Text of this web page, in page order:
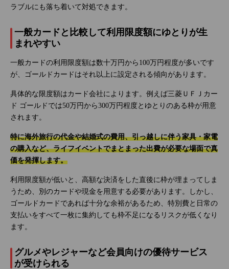
ラブルにも落ち着いて対処できます。
一般カードと比較して利用限度額にゆとりが生
まれやすい
一般カードの利用限度額は数十万円から100万円程度が多いです
が、ゴールドカードはそれ以上に設定される傾向があります。
具体的な限度額はカード会社によります。例えば三菱ＵＦＪカー
ド ゴールドでは50万円から300万円程度とゆとりのある枠が用意
されます。
特に海外旅行の代金や結婚式の費用、引っ越しに伴う家具・家電
の購入など、ライフイベントでまとまった出費が必要な場面で真
価を発揮します。
利用限度額が低いと、高額な決済をした直後に枠が埋まってしま
うため、別のカードや現金を用意する必要があります。しかし、
ゴールドカードであれば十分な余裕があるため、特別費と日常の
支払いをすべて一枚に集約しても枠不足になるリスクが低くなり
ます。
グルメやレジャーなど会員向けの優待サービス
が受けられる